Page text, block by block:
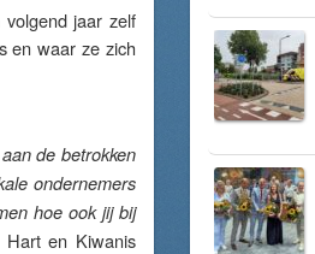
jaar zelf
en waar ze zich
de betrokken
ondernemers
hoe ook jij bij
Hart en Kiwanis